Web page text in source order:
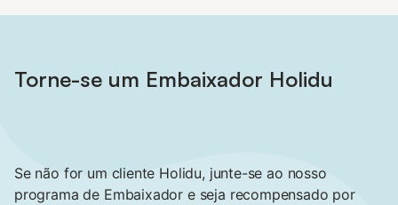
Torne-se um Embaixador Holidu
Se não for um cliente Holidu, junte-se ao nosso
programa de Embaixador e seja recompensado por